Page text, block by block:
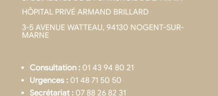
HÔPITAL PRIVÉ ARMAND BRILLARD
3-5 AVENUE WATTEAU, 94130 NOGENT-SUR-
MARNE
Consultation :01 43 94 80 21
Urgences :01 48 71 50 50
Secrétariat :07 88 26 82 31